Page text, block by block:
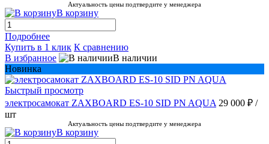
Актуальность цены подтвердите у менеджера
В корзину
Подробнее
Купить в 1 клик К сравнению
В избранное
В наличии
Новинка
Быстрый просмотр
электросамокат ZAXBOARD ES-10 SID PN AQUA 29 000 ₽ /
шт
Актуальность цены подтвердите у менеджера
В корзину